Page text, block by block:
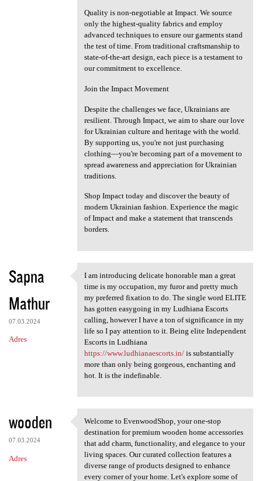
Quality is non-negotiable at Impact. We source
only the highest-quality fabrics and employ
advanced techniques to ensure our garments stand
the test of time. From traditional craftsmanship to
state-of-the-art design, each piece is a testament to
our commitment to excellence.
Join the Impact Movement
Despite the challenges we face, Ukrainians are
resilient. Through Impact, we aim to share our love
for Ukrainian culture and heritage with the world.
By supporting us, you're not just purchasing
clothing—you're becoming part of a movement to
spread awareness and appreciation for Ukrainian
traditions.
Shop Impact today and discover the beauty of
modern Ukrainian fashion. Experience the magic
of Impact and make a statement that transcends
borders.
Sapna
Mathur
07.03.2024
Adres
I am introducing delicate
I am introducing delicate honorable man a great
time is my occupation, my furor and pretty much
my preferred fixation to do. The single word ELITE
has gotten easygoing in my Ludhiana Escorts
calling, however I have a ton of significance in my
life so I pay attention to it. Being elite Independent
Escorts in Ludhiana
https://www.ludhianaescorts.in/is substantially
more than only being gorgeous, enchanting and
hot. It is the indefinable.
wooden
07.03.2024
Adres
Welcome to EvenwoodShop, your
Welcome to EvenwoodShop, your one-stop
destination for premium wooden home accessories
that add charm, functionality, and elegance to your
living spaces. Our curated collection features a
diverse range of products designed to enhance
every corner of your home. Let's explore some of